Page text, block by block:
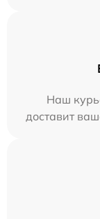
Наш
доставит